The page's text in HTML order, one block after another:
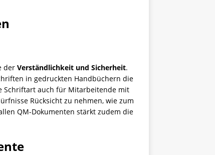
der Verständlichkeit und Sicherheit.
in gedruckten Handbüchern die
Schriftart auch für Mitarbeitende mit
Rücksicht zu nehmen, wie zum
QM-Dokumenten stärkt zudem die